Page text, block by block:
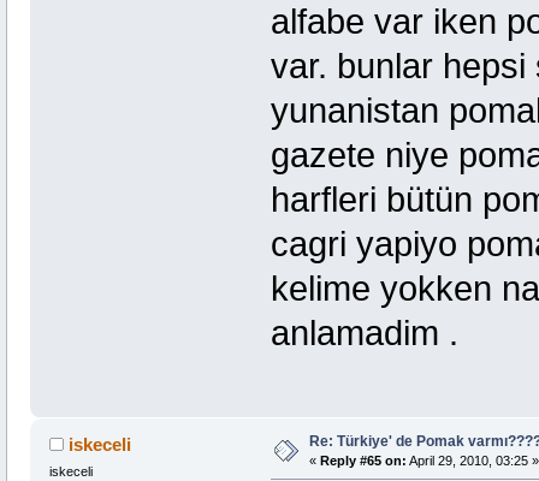
alfabe var iken
var. bunlar
yunanistan
gazete niye
harfleri bütün
cagri yapiyo
kelime yokken
anlamadim .
iskeceli
iskeceli
Re: Türkiye' de Pomak
« Reply #65 on: April 29, 2010, 03:25 »